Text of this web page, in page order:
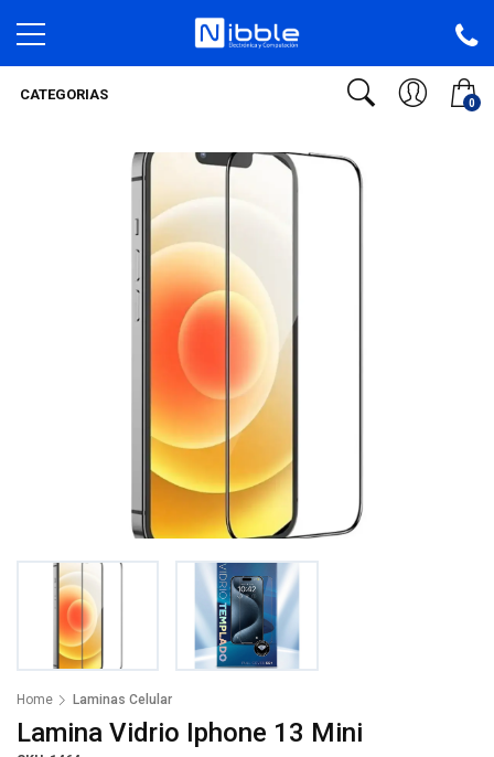
0
CATEGORIAS
Home Laminas Celular
Lamina Vidrio Iphone 13 Mini